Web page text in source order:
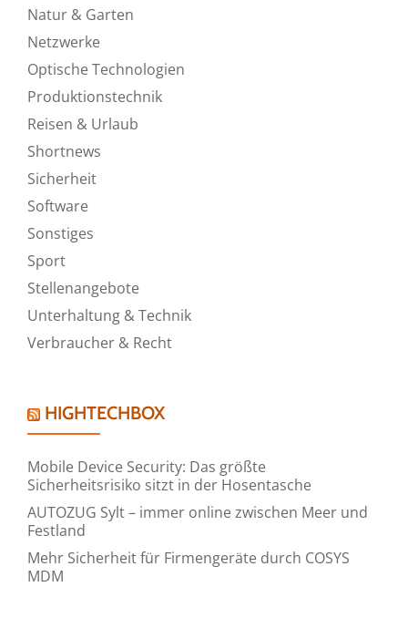
Natur & Garten
Netzwerke
Optische Technologien
Produktionstechnik
Reisen & Urlaub
Shortnews
Sicherheit
Software
Sonstiges
Sport
Stellenangebote
Unterhaltung & Technik
Verbraucher & Recht
HIGHTECHBOX
Mobile Device Security: Das größte
Sicherheitsrisiko sitzt in der Hosentasche
AUTOZUG Sylt – immer online zwischen Meer und
Festland
Mehr Sicherheit für Firmengeräte durch COSYS
MDM